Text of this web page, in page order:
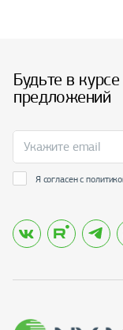
Будьте в
предложений
Я согласен с